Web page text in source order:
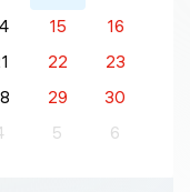
15
16
22
23
29
30
5 6